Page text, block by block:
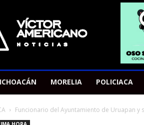
MORELIA POLICIACA
Funcionario del Ayuntamiento de Uruapan y